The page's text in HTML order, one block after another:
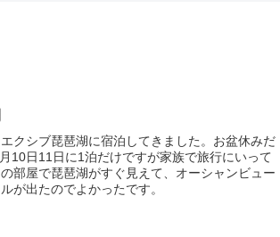
クシブ琵琶湖に宿泊してきました。お盆休みだ
10日11日に1泊だけですが家族で旅行にいって
部屋で琵琶湖がすぐ見えて、オーシャンビュー
が出たのでよかったです。